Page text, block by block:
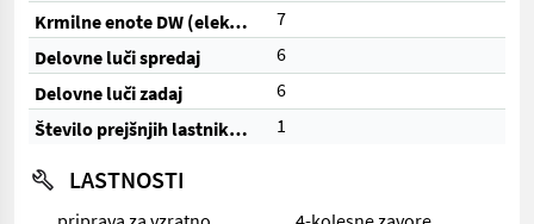
Krmilne enote DW (električne)
7
Delovne luči spredaj
6
Delovne luči zadaj
6
Število prejšnjih lastnikov
1
LASTNOSTI